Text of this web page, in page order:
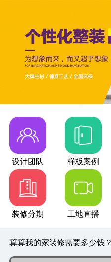
设计团队 样板案例
装修分期 工地直播
算算我的家装修需要多少钱？